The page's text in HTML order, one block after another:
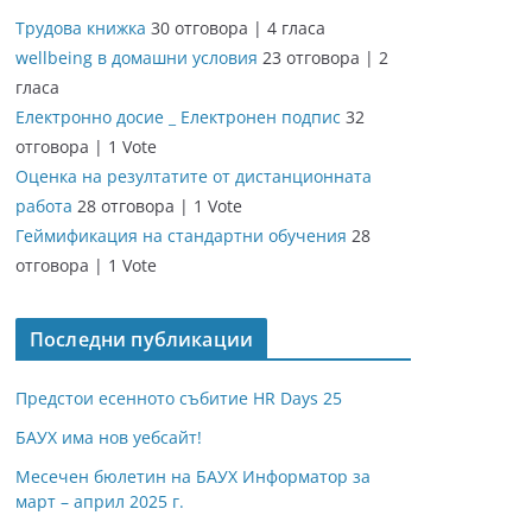
Трудова книжка 30 отговора | 4 гласа
wellbeing в домашни условия 23 отговора | 2
гласа
Електронно досие _ Електронен подпис 32
отговора | 1 Vote
Оценка на резултатите от дистанционната
работа 28 отговора | 1 Vote
Геймификация на стандартни обучения 28
отговора | 1 Vote
Последни публикации
Предстои есенното събитие HR Days 25
БАУХ има нов уебсайт!
Месечен бюлетин на БАУХ Информатор за
март – април 2025 г.